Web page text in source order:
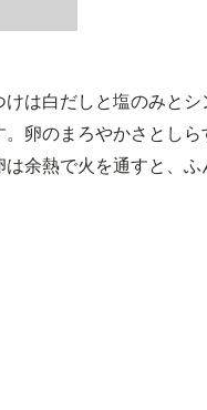
は白だしと塩のみとシ
卵のまろやかさとしら
余熱で火を通すと、ふ